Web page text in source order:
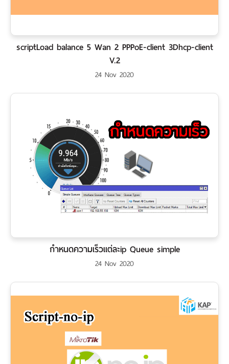
scriptLoad balance 5 Wan 2 PPPoE-client 3Dhcp-client
V.2
24 Nov 2020
กำหนดความเร็วแต่ละip Queue simple
24 Nov 2020